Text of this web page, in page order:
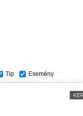
Tip Esemény